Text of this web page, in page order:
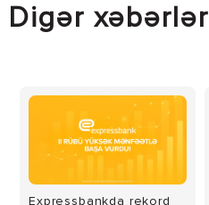
Digər xəbərlər
Expressbankda rekord